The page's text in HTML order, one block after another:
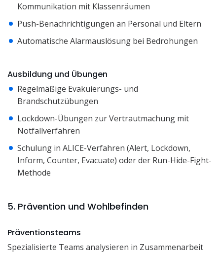
Kommunikation mit Klassenräumen
Push-Benachrichtigungen an Personal und Eltern
Automatische Alarmauslösung bei Bedrohungen
Ausbildung und Übungen
Regelmäßige Evakuierungs- und
Brandschutzübungen
Lockdown-Übungen zur Vertrautmachung mit
Notfallverfahren
Schulung in ALICE-Verfahren (Alert, Lockdown,
Inform, Counter, Evacuate) oder der Run-Hide-Fight-
Methode
5. Prävention und Wohlbefinden
Präventionsteams
Spezialisierte Teams analysieren in Zusammenarbeit